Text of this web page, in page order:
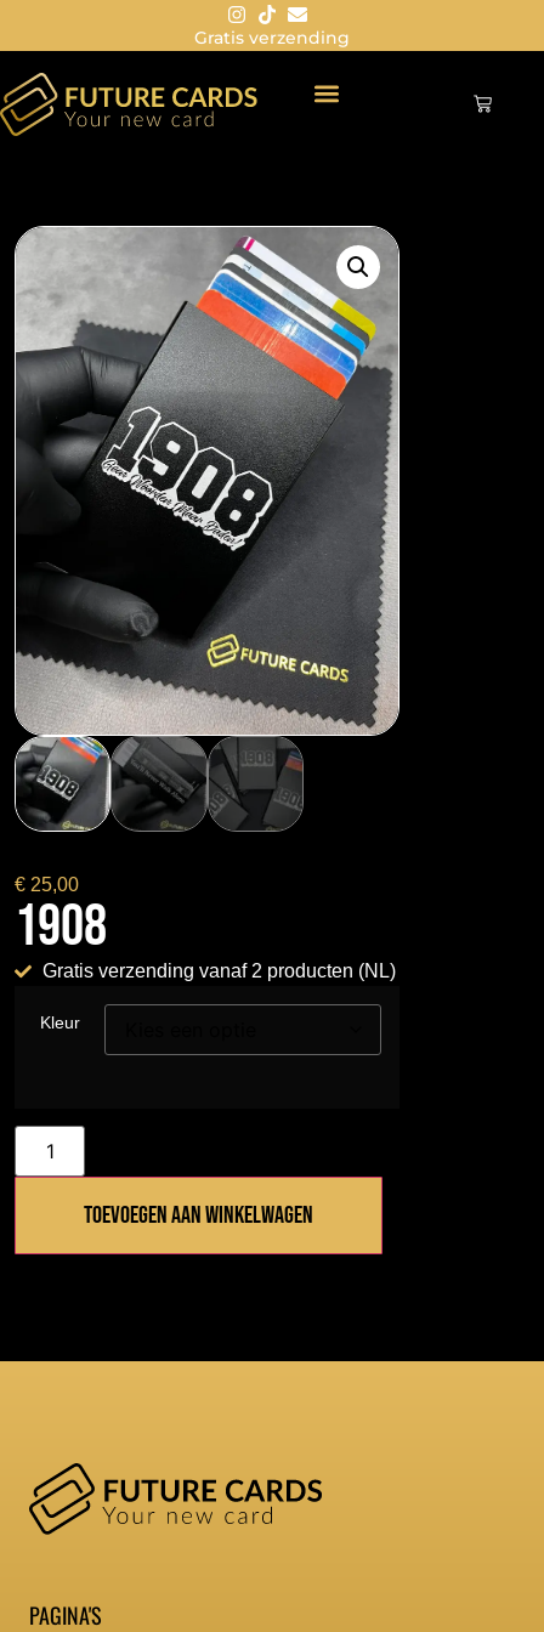
Gratis verzending
€ 25,00
1908
Gratis verzending vanaf 2 producten (NL)
Kleur
Toevoegen aan winkelwagen
PAGINA'S